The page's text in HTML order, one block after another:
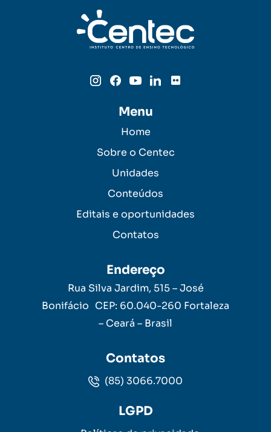
Menu
Home
Sobre o Centec
Unidades
Conteúdos
Editais e oportunidades
Contatos
Endereço
Rua Silva Jardim, 515 – José
Bonifácio CEP: 60.040-260 Fortaleza
– Ceará – Brasil
Contatos
(85) 3066.7000
LGPD